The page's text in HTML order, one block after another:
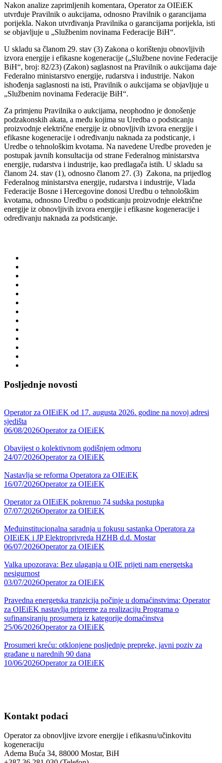
Nakon analize zaprimljenih komentara, Operator za OIEiEK
utvrđuje Pravilnik o aukcijama, odnosno Pravilnik o garancijama
porijekla. Nakon utvrđivanja Pravilnika o garancijama porijekla, isti
se objavljuje u „Službenim novinama Federacije BiH“.
U skladu sa članom 29. stav (3) Zakona o korištenju obnovljivih
izvora energije i efikasne kogeneracije („Službene novine Federacije
BiH“, broj: 82/23) (Zakon) saglasnost na Pravilnik o aukcijama daje
Federalno ministarstvo energije, rudarstva i industrije. Nakon
ishođenja saglasnosti na isti, Pravilnik o aukcijama se objavljuje u
„Službenim novinama Federacije BiH“.
Za primjenu Pravilnika o aukcijama, neophodno je donošenje
podzakonskih akata, a među kojima su Uredba o podsticanju
proizvodnje električne energije iz obnovljivih izvora energije i
efikasne kogeneracije i određivanju naknada za podsticanje, i
Uredbe o tehnološkim kvotama. Na navedene Uredbe proveden je
postupak javnih konsultacija od strane Federalnog ministarstva
energije, rudarstva i industrije, kao predlagača istih. U skladu sa
članom 24. stav (1), odnosno članom 27. (3) Zakona, na prijedlog
Federalnog ministarstva energije, rudarstva i industrije, Vlada
Federacije Bosne i Hercegovine donosi Uredbu o tehnološkim
kvotama, odnosno Uredbu o podsticanju proizvodnje električne
energije iz obnovljivih izvora energije i efikasne kogeneracije i
određivanju naknada za podsticanje.
Posljednje novosti
Operator za OIEiEK od 17. augusta 2026. godine na novoj adresi
sjedišta
06/08/2026Operator za OIEiEK
Obavijest o kolektivnom godišnjem odmoru
24/07/2026Operator za OIEiEK
Nastavlja se reforma Operatora za OIEiEK
16/07/2026Operator za OIEiEK
Operator za OIEiEK pokrenuo 74 sudska postupka
07/07/2026Operator za OIEiEK
Međuinstitucionalna saradnja u fokusu sastanka Operatora za
OIEiEK i JP Elektroprivreda HZHB d.d. Mostar
06/07/2026Operator za OIEiEK
Valka upozorava: Bez ulaganja u OIE prijeti nam energetska
nesigurnost
03/07/2026Operator za OIEiEK
Pravedna energetska tranzicija počinje u domaćinstvima: Operator
za OIEiEK nastavlja pripreme za realizaciju Programa o
sufinansiranju prosumera iz kategorije domaćinstva
25/06/2026Operator za OIEiEK
Prosumeri kreću: otklonjene posljednje prepreke, javni poziv za
građane u narednih 90 dana
10/06/2026Operator za OIEiEK
Kontakt podaci
Operator za obnovljive izvore energije i efikasnu/učinkovitu
kogeneraciju
Adema Buća 34, 88000 Mostar, BiH